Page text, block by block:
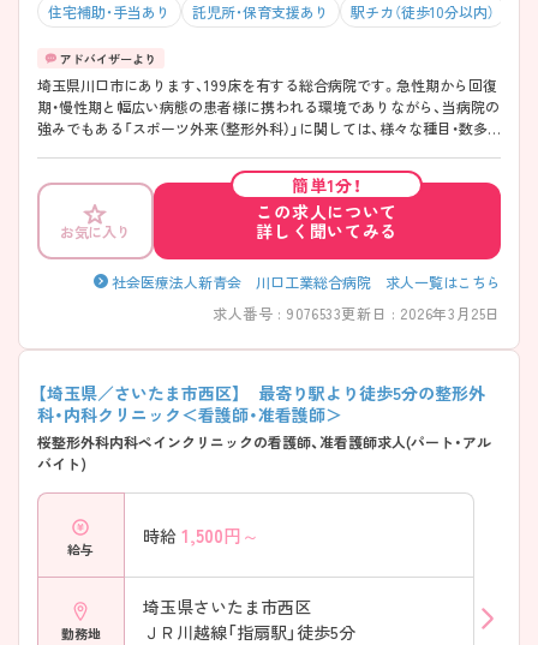
住宅補助・手当あり 託児所・保育支援あり 駅チカ（徒歩10分以内）
埼玉県川口市にあります、199床を有する総合病院です。急性期から回復
期・慢性期と幅広い病態の患者様に携われる環境でありながら、当病院の
強みでもある「スポーツ外来（整形外科）」に関しては、様々な種目・数多
で、スポーツ整形に興味のある方は、特におすすめな職場環境です◎中途
入社職員に対する教育体制も整っているので、新たな職場でのスタート
も安心♪年間休日120日と休みが多く、充実した福利厚生・高水準の給与
と、魅力がたっぷりの病院です！ ご興味ある方には、面接対策ポイントな
ど、さらに詳細をお話しいたしますのでお気軽にご相談ください。
お気に入り
簡単1分！
この求人について
詳しく聞いてみる
社会医療法人新青会 川口工業総合病院 求人一覧はこちら
求人番号 : 9076533更新日 : 2026年3月25日
【埼玉県／さいたま市西区】 最寄り駅より徒歩5分の整形外
科・内科クリニック＜看護師・准看護師＞
桜整形外科内科ペインクリニックの看護師、准看護師求人(パート・アル
バイト)
給与
時給 1,500円～
勤務地
埼玉県さいたま市西区
ＪＲ川越線「指扇駅」徒歩5分